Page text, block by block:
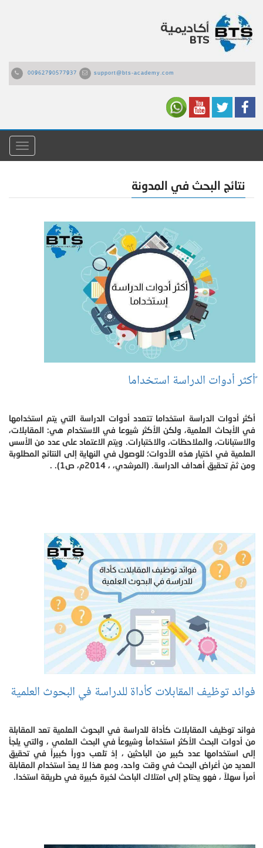
00962790577937 support@bts-academy.com
القائمة
نتائج البحث في المدونة
ًأكثر أدوات الدراسة استخداما
أكثر أدوات الدراسة استخداما تتعدد أدوات الدراسة التي يتم استخدامها
في الأبحاث العلمية، ولكن الأكثر شيوعا في الاستخدام هي: المقابلات،
والاستبانات، والملاحظات، والاختبارات. ويتم الاعتماد على عدد من الأسس
العلمية في اختيار هذه الأدوات؛ للوصول في النهاية إلى النتائج المطلوبة
ومن ثمّ تحقيق أهداف الدراسة. (المرشدي، ، 2014م، ص1). .
فوائد توظيف المقابلات كأداة للدراسة في البحوث العلمية
فوائد توظيف المقابلات كأداة للدراسة في البحوث العلمية تعد المقابلة
من أدوات البحث الأكثر استخداماً وشيوعاً في البحث العلمي ، والتي يلجأ
إلى استخدامها عدد كبير من الباحثين ، إذ تلعب دوراً كبيراً في تحقيق
العديد من أغراض البحث في وقت واحد، ومع هذا لا يعدّ استخدام المقابلة
أمراً سهلاً ، فهو يحتاج إلى امتلاك الباحث لخبرة كبيرة في طريقة استخدا.